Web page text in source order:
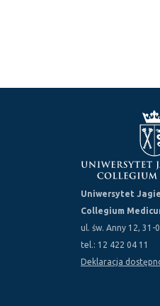
Uniwersytet
Collegium
ul. św. Anny 12, 31-
tel.: 12 422 04 11
Deklaracja